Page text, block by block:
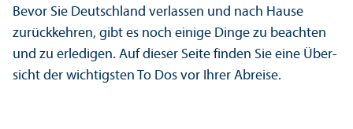
Bevor Sie Deutschland verlassen und nach Hause
zurückkehren, gibt es noch einige Dinge zu beachten
und zu erledigen. Auf dieser Seite finden Sie eine Über­
sicht der wichtigsten To Dos vor Ihrer Abreise.